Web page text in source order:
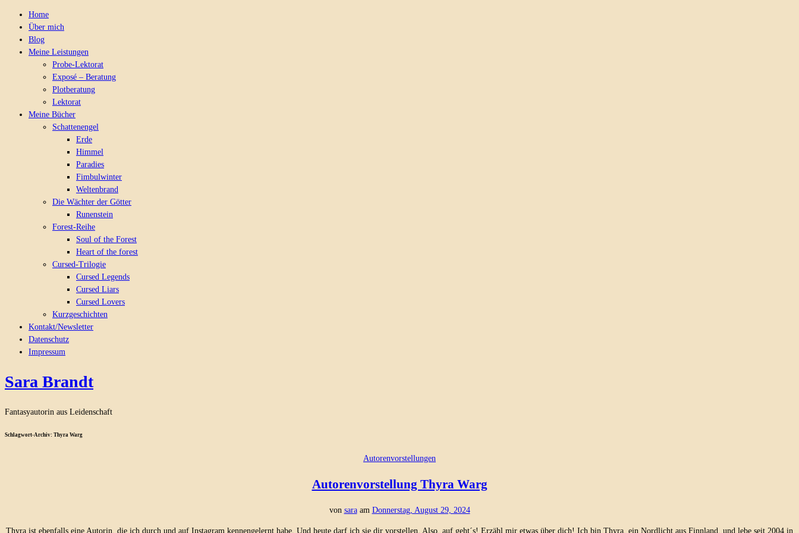
Home
Über mich
Blog
Meine Leistungen
Probe-Lektorat
Exposé – Beratung
Plotberatung
Lektorat
Meine Bücher
Schattenengel
Erde
Himmel
Paradies
Fimbulwinter
Weltenbrand
Die Wächter der Götter
Runenstein
Forest-Reihe
Soul of the Forest
Heart of the forest
Cursed-Trilogie
Cursed Legends
Cursed Liars
Cursed Lovers
Kurzgeschichten
Kontakt/Newsletter
Datenschutz
Impressum
Sara Brandt
Fantasyautorin aus Leidenschaft
Schlagwort-Archiv: Thyra Warg
Autorenvorstellungen
Autorenvorstellung Thyra Warg
von sara am Donnerstag, August 29, 2024
Thyra ist ebenfalls eine Autorin, die ich durch und auf Instagram kennengelernt habe. Und heute darf ich sie dir vorstellen. Also, auf geht´s! Erzähl mir etwas über dich! Ich bin Thyra, ein Nordlicht aus Finnland, und lebe seit 2004 in